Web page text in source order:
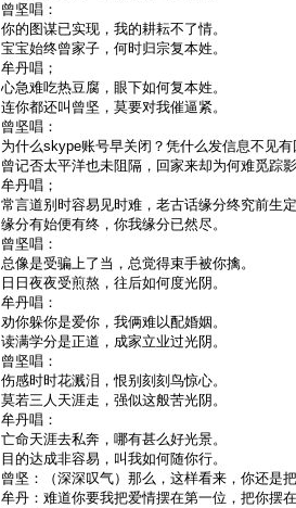
曾坚唱：
你的图谋已实现，我的耕耘不了情。
宝宝始终曾家子，何时归宗复本姓。
牟丹唱；
心急难吃热豆腐，眼下如何复本姓。
连你都还叫曾坚，莫要对我催逼紧。
曾坚唱：
为什么skype账号早关闭？凭什么发信息不见有
曾记否太平洋也未阻隔，回家来却为何难觅踪
牟丹唱；
常言道别时容易见时难，老古话缘分终究前生
缘分有始便有终，你我缘分已然尽。
曾坚唱：
总像是受骗上了当，总觉得束手被你擒。
日日夜夜受煎熬，往后如何度光阴。
牟丹唱：
劝你躲你是爱你，我俩难以配婚姻。
读满学分是正道，成家立业过光阴。
曾坚唱：
伤感时时花溅泪，恨别刻刻鸟惊心。
莫若三人天涯走，强似这般苦光阴。
牟丹唱：
亡命天涯去私奔，哪有甚么好光景。
目的达成非容易，叫我如何随你行。
曾坚：（深深叹气）那么，这样看来，你还是
牟丹：难道你要我把爱情摆在第一位，把你摆